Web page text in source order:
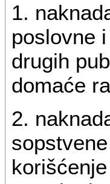
1.
poslovne
drugih
domaće
2.